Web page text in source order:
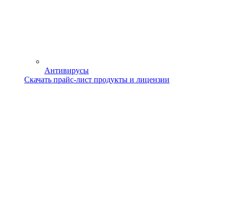
Антивирусы
Скачать прайс-лист продукты и лицензии